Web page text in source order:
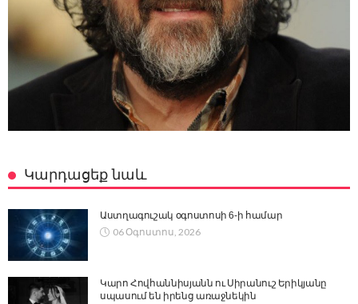
Կարդացեք նաև
Աստղագուշակ օգոստոսի 6-ի համար
06 Օգոստոս, 2026
Կարո Հովհաննիսյանն ու Սիրանուշ Երիկյանը
սպասում են իրենց առաջնեկին